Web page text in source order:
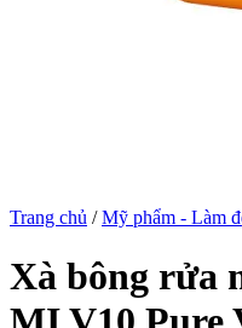
Trang chủ / Mỹ phẩm - Làm
Xà bông rửa